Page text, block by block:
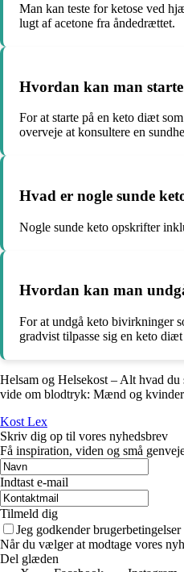
Man kan teste for ketose ved
lugt af acetone fra åndedrættet.
Hvordan kan man
For at starte på en keto diæt
overveje at konsultere en
Hvad er nogle sunde
Nogle sunde keto opskrifter
Hvordan kan man
For at undgå keto bivirkninger
gradvist tilpasse sig en keto
Helsam og Helsekost – Alt hvad du
vide om blodtryk: Mænd og
Kost Lex
Skriv dig op til vores nyhedsbrev
Få inspiration, viden og små
Indtast e-mail
Tilmeld dig
Jeg godkender
Når du vælger at modtage vores
Del glæden